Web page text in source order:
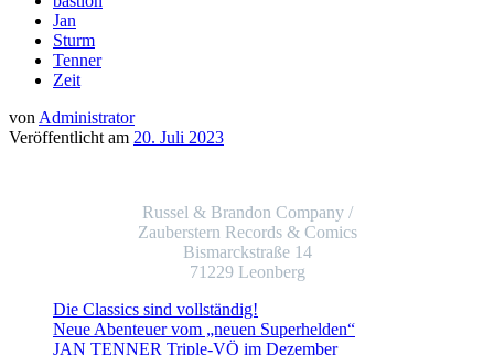
Jan
Sturm
Tenner
Zeit
von Administrator
Veröffentlicht am 20. Juli 2023
Russel & Brandon Company /
Zauberstern Records & Comics
Bismarckstraße 14
71229 Leonberg
Die Classics sind vollständig!
Neue Abenteuer vom „neuen Superhelden“
JAN TENNER Triple-VÖ im Dezember